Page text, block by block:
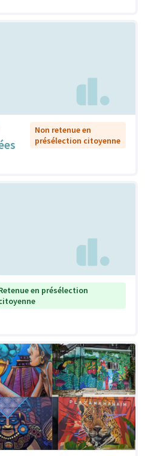
Non retenue en
présélection citoyenne
en présélection